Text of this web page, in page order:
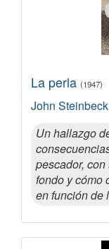
La perla (1947)
John Steinbeck
Un hallazgo
pescador,
fondo y cómo
en función de